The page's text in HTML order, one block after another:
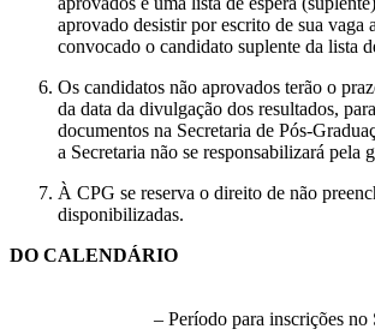
aprovado desistir por escrito de sua vaga
convocado o candidato suplente da lista
Os candidatos não aprovados terão o
da data da divulgação dos resultados,
documentos na Secretaria de Pós-
a Secretaria não se responsabilizará pela
À CPG se reserva o direito de não
disponibilizadas.
DO CALENDÁRIO
– Período para inscrições